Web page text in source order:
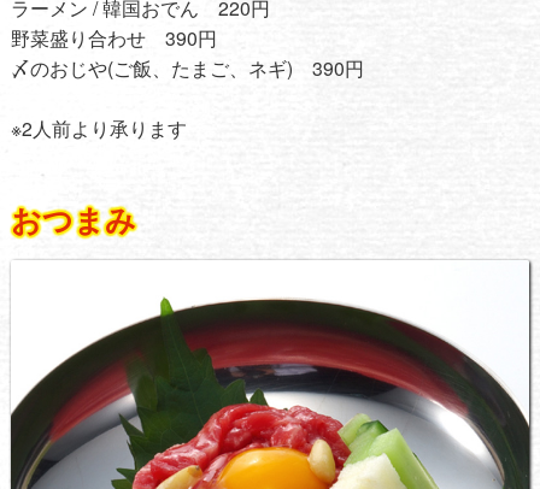
ラーメン / 韓国おでん 220円
野菜盛り合わせ 390円
〆のおじや(ご飯、たまご、ネギ) 390円
※2人前より承ります
おつまみ